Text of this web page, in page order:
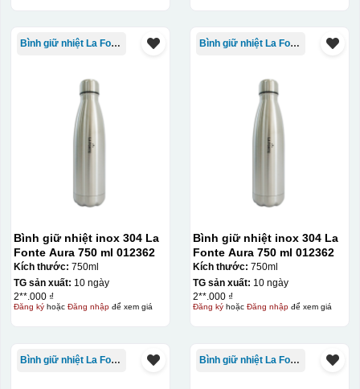
IN Decal lên GỐM SỨ
Bước 1: Tạo khuôn in để tạo ra Decal Bước 2: Dán
decal lên gốm sứ Bước 3: Cho vào lò nung ở nhiệt độ
700-800 độ CBước 1: Tạo ra DECALĐể tạo ra decal
trước khi dán nó lên gốm sứ, xưởng in sẽ in lên 1 loại
Bình giữ nhiệt La Fonte
Bình giữ nhiệt inox 304 La
Fonte Aura 750 ml 012362
Kích thước: 750ml
TG sản xuất: 10 ngày
2**.000 ₫
Đăng kýhoặc Đăng nhậpđể xem giá
Bình giữ nhiệt La Fonte
Bình giữ nhiệt inox 304 La
Fonte Aura 750 ml 012362
Kích thước: 750ml
TG sản xuất: 10 ngày
2**.000 ₫
Đăng kýhoặc Đăng nhậpđể xem giá
Bình giữ nhiệt La Fonte Bình giữ nhiệt La Fonte